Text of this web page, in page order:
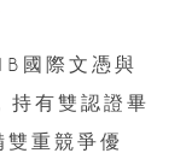
國際文憑與
持有雙認證畢
重競爭優